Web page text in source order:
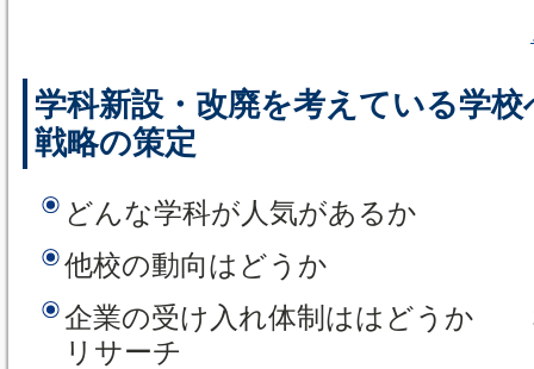
学科新設・改廃を考えている学
戦略の策定
どんな学科が人気があるか
他校の動向はどうか
企業の受け入れ体制ははどうか
リサーチ